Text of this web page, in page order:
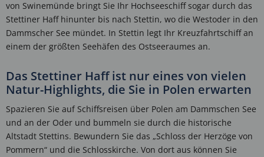
von Swinemünde bringt Sie Ihr Hochseeschiff sogar durch das
Stettiner Haff hinunter bis nach Stettin, wo die Westoder in den
Dammscher See mündet. In Stettin legt Ihr Kreuzfahrtschiff an
einem der größten Seehäfen des Ostseeraumes an.
Das Stettiner Haff ist nur eines von vielen
Natur-Highlights, die Sie in Polen erwarten
Spazieren Sie auf Schiffsreisen über Polen am Dammschen See
und an der Oder und bummeln sie durch die historische
Altstadt Stettins. Bewundern Sie das „Schloss der Herzöge von
Pommern“ und die Schlosskirche. Von dort aus können Sie